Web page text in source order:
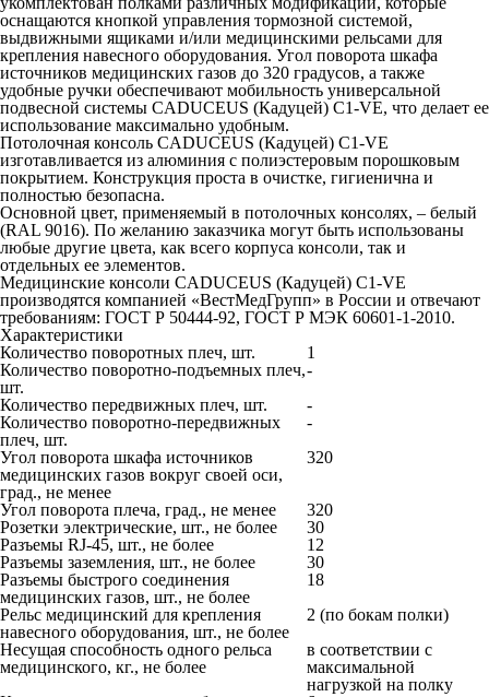
оснащаются кнопкой управления тормозной системой,
выдвижными ящиками и/или медицинскими рельсами для
крепления навесного оборудования. Угол поворота шкафа
источников медицинских газов до 320 градусов, а также
удобные ручки обеспечивают мобильность универсальной
подвесной системы CADUCEUS (Кадуцей) C1-VE, что делает ее
использование максимально удобным.
Потолочная консоль CADUCEUS (Кадуцей) C1-VE
изготавливается из алюминия с полиэстеровым порошковым
покрытием. Конструкция проста в очистке, гигиенична и
полностью безопасна.
Основной цвет, применяемый в потолочных консолях, – белый
(RAL 9016). По желанию заказчика могут быть использованы
любые другие цвета, как всего корпуса консоли, так и
отдельных ее элементов.
Медицинские консоли CADUCEUS (Кадуцей) C1-VE
производятся компанией «ВестМедГрупп» в России и отвечают
требованиям: ГОСТ Р 50444-92, ГОСТ Р МЭК 60601-1-2010.
Характеристики
Количество поворотных плеч, шт.
1
Количество поворотно-подъемных плеч,
шт.
-
Количество передвижных плеч, шт.
-
Количество поворотно-передвижных
плеч, шт.
-
Угол поворота шкафа источников
медицинских газов вокруг своей оси,
град., не менее
320
Угол поворота плеча, град., не менее
320
Розетки электрические, шт., не более
30
Разъемы RJ-45, шт., не более
12
Разъемы заземления, шт., не более
30
Разъемы быстрого соединения
медицинских газов, шт., не более
18
Рельс медицинский для крепления
навесного оборудования, шт., не более
2 (по бокам полки)
Несущая способность одного рельса
медицинского, кг., не более
в соответствии с
максимальной
нагрузкой на полку